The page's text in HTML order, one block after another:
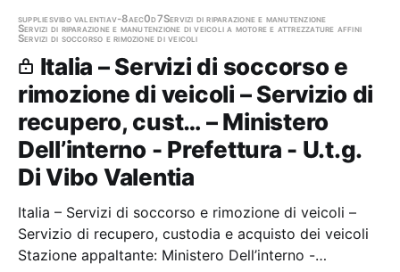
suppliesvibo valentiav-8aec0d7Servizi di riparazione e manutenzione
Servizi di riparazione e manutenzione di veicoli a motore e attrezzature affini
Servizi di soccorso e rimozione di veicoli
Italia – Servizi di soccorso e
rimozione di veicoli – Servizio di
recupero, cust… – Ministero
Dell’interno - Prefettura - U.t.g.
Di Vibo Valentia
Italia – Servizi di soccorso e rimozione di veicoli –
Servizio di recupero, custodia e acquisto dei veicoli
Stazione appaltante: Ministero Dell’interno -